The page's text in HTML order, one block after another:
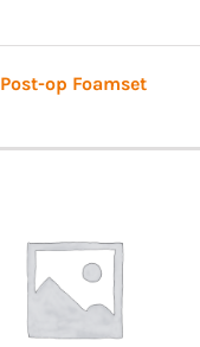
Post-op Foamset